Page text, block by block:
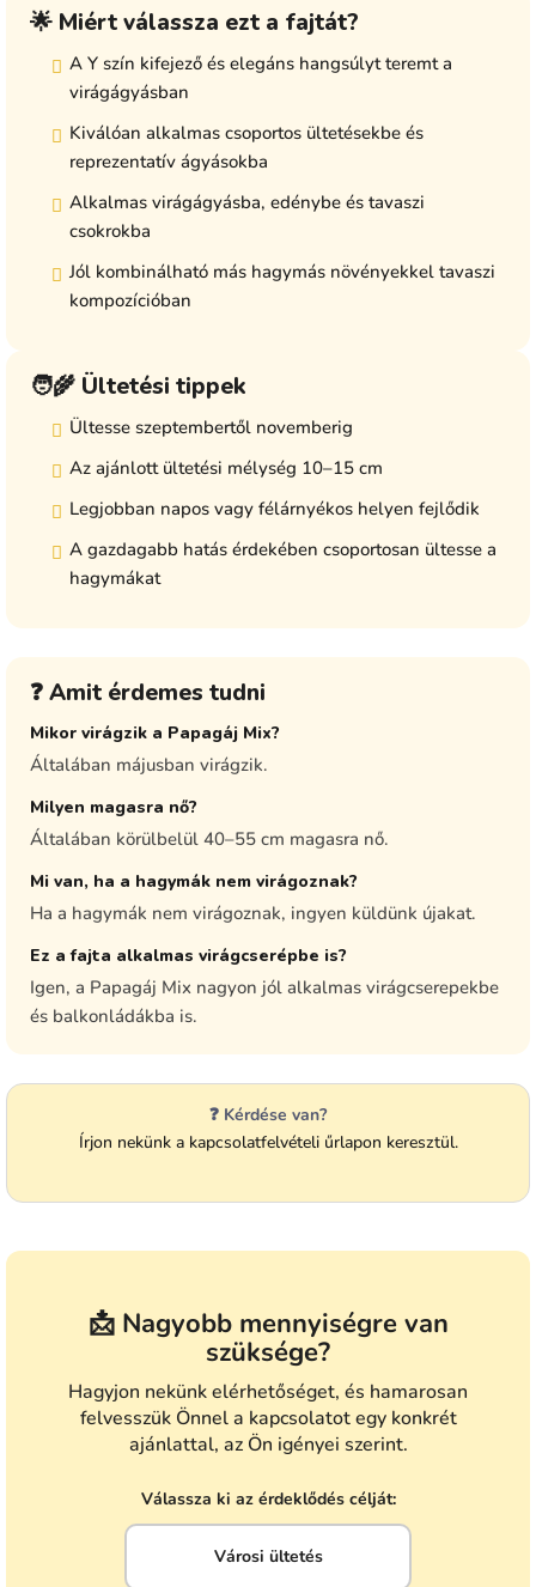
🌟 Miért válassza ezt a fajtát?
A Y szín kifejező és elegáns hangsúlyt teremt a
virágágyásban
Kiválóan alkalmas csoportos ültetésekbe és
reprezentatív ágyásokba
Alkalmas virágágyásba, edénybe és tavaszi
csokrokba
Jól kombinálható más hagymás növényekkel tavaszi
kompozícióban
🧑‍🌾 Ültetési tippek
Ültesse szeptembertől novemberig
Az ajánlott ültetési mélység 10–15 cm
Legjobban napos vagy félárnyékos helyen fejlődik
A gazdagabb hatás érdekében csoportosan ültesse a
hagymákat
❓ Amit érdemes tudni
Mikor virágzik a Papagáj Mix?
Általában májusban virágzik.
Milyen magasra nő?
Általában körülbelül 40–55 cm magasra nő.
Mi van, ha a hagymák nem virágoznak?
Ha a hagymák nem virágoznak, ingyen küldünk újakat.
Ez a fajta alkalmas virágcserépbe is?
Igen, a Papagáj Mix nagyon jól alkalmas virágcserepekbe
és balkonládákba is.
❓ Kérdése van?
Írjon nekünk a kapcsolatfelvételi űrlapon keresztül.
📩 Nagyobb mennyiségre van
szüksége?
Hagyjon nekünk elérhetőséget, és hamarosan
felvesszük Önnel a kapcsolatot egy konkrét
ajánlattal, az Ön igényei szerint.
Válassza ki az érdeklődés célját:
Városi ültetés